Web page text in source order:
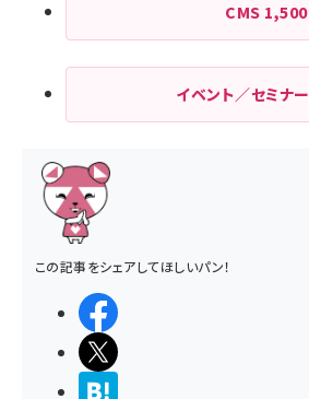
CMS 1,500
イベント／セミナー
この記事をシェアしてほしいパン！